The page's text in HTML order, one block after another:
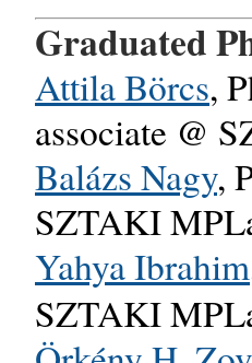
Graduated
Attila Börcs,
associate @
Balázs Nagy,
SZTAKI
Yahya Ibrahim
SZTAKI